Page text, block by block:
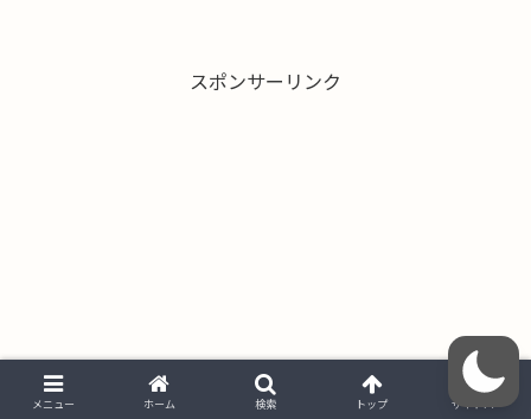
スポンサーリンク
メニュー ホーム 検索 トップ サイドバー